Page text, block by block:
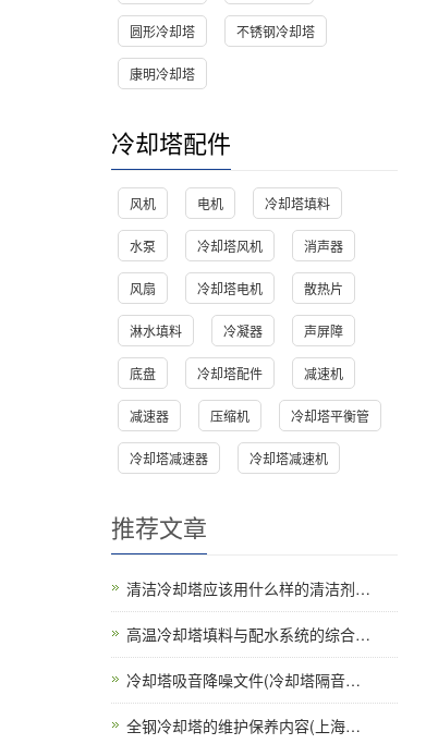
圆形冷却塔 不锈钢冷却塔
康明冷却塔
冷却塔配件
风机 电机 冷却塔填料
水泵 冷却塔风机 消声器
风扇 冷却塔电机 散热片
淋水填料 冷凝器 声屏障
底盘 冷却塔配件 减速机
减速器 压缩机 冷却塔平衡管
冷却塔减速器 冷却塔减速机
推荐文章
清洁冷却塔应该用什么样的清洁剂…
高温冷却塔填料与配水系统的综合…
冷却塔吸音降噪文件(冷却塔隔音…
全钢冷却塔的维护保养内容(上海…